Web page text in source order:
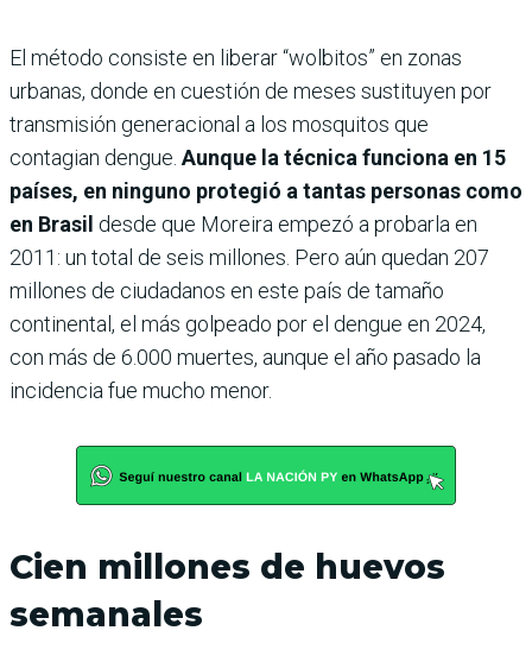
El método consiste en liberar “wolbitos” en zonas
urbanas, donde en cuestión de meses sustituyen por
transmisión generacional a los mosquitos que
contagian dengue. Aunque la técnica funciona en 15
países, en ninguno protegió a tantas personas como
en Brasil desde que Moreira empezó a probarla en
2011: un total de seis millones. Pero aún quedan 207
millones de ciudadanos en este país de tamaño
continental, el más golpeado por el dengue en 2024,
con más de 6.000 muertes, aunque el año pasado la
incidencia fue mucho menor.
Cien millones de huevos
semanales